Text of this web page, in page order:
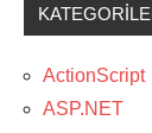
ActionScript
ASP.NET